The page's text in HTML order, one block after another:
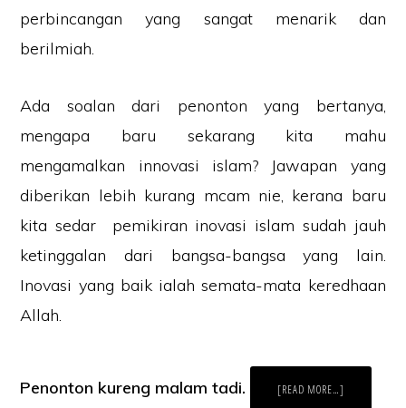
perbincangan yang sangat menarik dan
berilmiah.
Ada soalan dari penonton yang bertanya,
mengapa baru sekarang kita mahu
mengamalkan innovasi islam? Jawapan yang
diberikan lebih kurang mcam nie, kerana baru
kita sedar pemikiran inovasi islam sudah jauh
ketinggalan dari bangsa-bangsa yang lain.
Inovasi yang baik ialah semata-mata keredhaan
Allah.
Penonton kureng malam tadi. [READ MORE…]